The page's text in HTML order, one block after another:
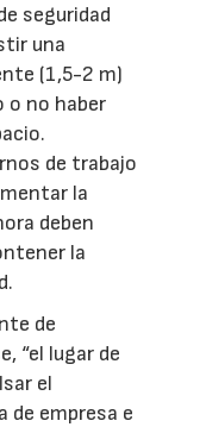
seguridad
una
(1,5-2 m)
o no haber
de trabajo
la
deben
la
de
“el lugar de
el
empresa e